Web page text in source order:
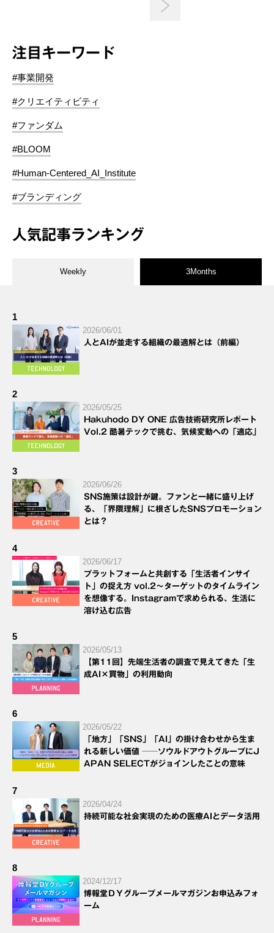
注目キーワード
#事業開発
#クリエイティビティ
#ファンダム
#BLOOM
#Human-Centered_AI_Institute
#ブランディング
人気記事ランキング
Weekly 3Months
1
2026/06/01
人とAIが並走する組織の最適解とは（前編）
2
2026/05/25
Hakuhodo DY ONE 広告技術研究所レポート
Vol.2 酷暑テックで挑む、気候変動への「適応」
3
2026/06/26
SNS施策は設計が鍵。ファンと一緒に盛り上げ
る、「界隈理解」に根ざしたSNSプロモーション
とは？
4
2026/06/17
プラットフォームと共創する「生活者インサイ
ト」の捉え方 vol.2～ターゲットのタイムライン
を想像する。Instagramで求められる、生活に
溶け込む広告
5
2026/05/13
【第11回】先端生活者の調査で見えてきた「生
成AI×買物」の利用動向
6
2026/05/22
「地方」「SNS」「AI」の掛け合わせから生ま
れる新しい価値 ──ソウルドアウトグループにJ
APAN SELECTがジョインしたことの意味
7
2026/04/24
持続可能な社会実現のための医療AIとデータ活用
8
2024/12/17
博報堂ＤＹグループメールマガジンお申込みフォ
ーム